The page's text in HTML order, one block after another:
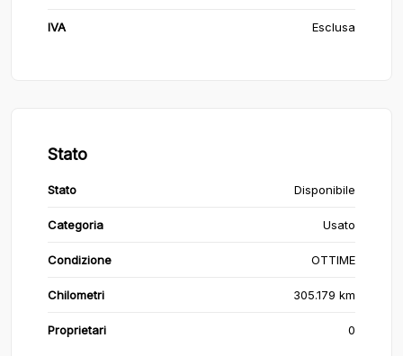
IVA Esclusa
Stato
Stato Disponibile
Categoria Usato
Condizione OTTIME
Chilometri 305.179 km
Proprietari 0